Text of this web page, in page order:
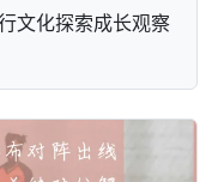
文化探索成长观察